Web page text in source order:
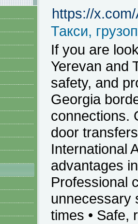
https://
Такси,
If you are
Yerevan and
safety, and
Georgia
connections.
door
International
advantages
Professional
unnecessary
times • Safe,